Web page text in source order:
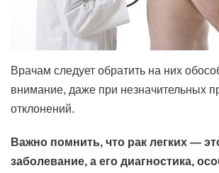
Врачам следует обратить на них
внимание, даже при незначительных
отклонений.
Важно помнить, что рак легких —
заболевание, а его диагностика,